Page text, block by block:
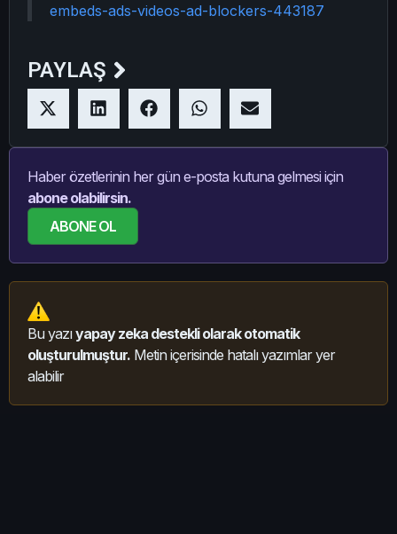
embeds-ads-videos-ad-blockers-443187
PAYLAŞ
Haber özetlerinin her gün e-posta kutuna gelmesi için
abone olabilirsin.
ABONE OL
Bu yazıyapay zeka destekli olarak otomatik
oluşturulmuştur. Metin içerisinde hatalı yazımlar yer
alabilir